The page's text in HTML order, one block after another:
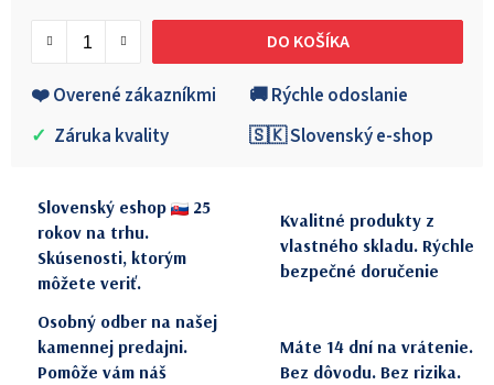
DO KOŠÍKA
❤️ Overené zákazníkmi
🚚 Rýchle odoslanie
✓ Záruka kvality 🇸🇰 Slovenský e-shop
Slovenský eshop
25
rokov na trhu.
Skúsenosti, ktorým
môžete veriť.
Kvalitné produkty z
vlastného skladu. Rýchle
bezpečné doručenie
Osobný odber na našej
kamennej predajni.
Pomôže vám náš
Máte 14 dní na vrátenie.
Bez dôvodu. Bez rizika.